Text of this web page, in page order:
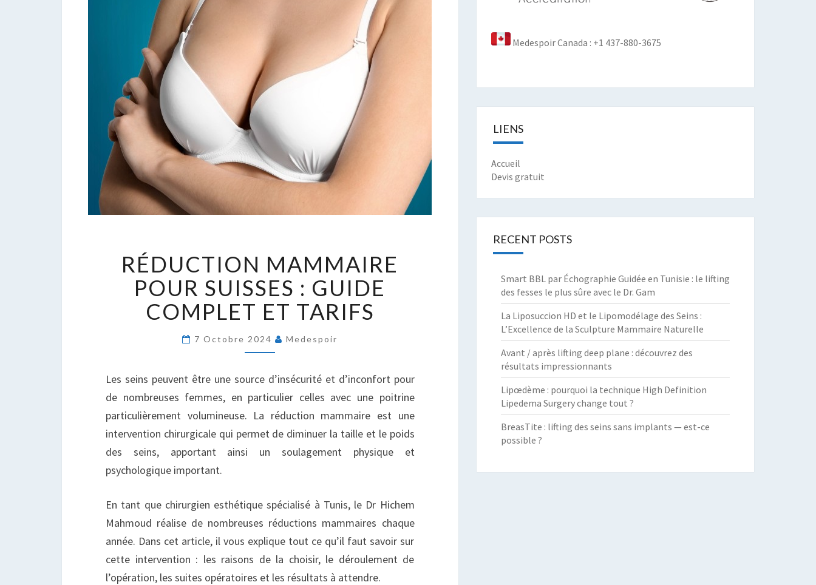
MAMMAIRE
POUR
SUISSES
GUIDE
COMPLET
ET
RÉDUCTION MAMMAIRE
POUR SUISSES : GUIDE
COMPLET ET TARIFS
7 Octobre 2024 Medespoir
Les seins peuvent être une source d’insécurité et d’inconfort pour
de nombreuses femmes, en particulier celles avec une poitrine
particulièrement volumineuse. La réduction mammaire est une
intervention chirurgicale qui permet de diminuer la taille et le poids
des seins, apportant ainsi un soulagement physique et
psychologique important.
En tant que chirurgien esthétique spécialisé à Tunis, le Dr Hichem
Mahmoud réalise de nombreuses réductions mammaires chaque
année. Dans cet article, il vous explique tout ce qu’il faut savoir sur
cette intervention : les raisons de la choisir, le déroulement de
l’opération, les suites opératoires et les résultats à attendre.
Medespoir Canada : +1 437-880-3675
LIENS
Accueil
Devis gratuit
RECENT POSTS
Smart BBL par Échographie Guidée en Tunisie : le lifting
des fesses le plus sûre avec le Dr. Gam
La Liposuccion HD et le Lipomodélage des Seins :
L’Excellence de la Sculpture Mammaire Naturelle
Avant / après lifting deep plane : découvrez des
résultats impressionnants
Lipœdème : pourquoi la technique High Definition
Lipedema Surgery change tout ?
BreasTite : lifting des seins sans implants — est-ce
possible ?